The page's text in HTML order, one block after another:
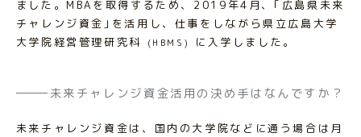
ました。MBAを取得するため、2019年4月、｢広島県未来
チャレンジ資金｣を活用し、仕事をしながら県立広島大学
大学院経営管理研究科
(HBMS) に入学しました。
未来チャレンジ資金活用の決め手はなんですか？
未来チャレンジ資金は、国内の大学院などに通う場合は月